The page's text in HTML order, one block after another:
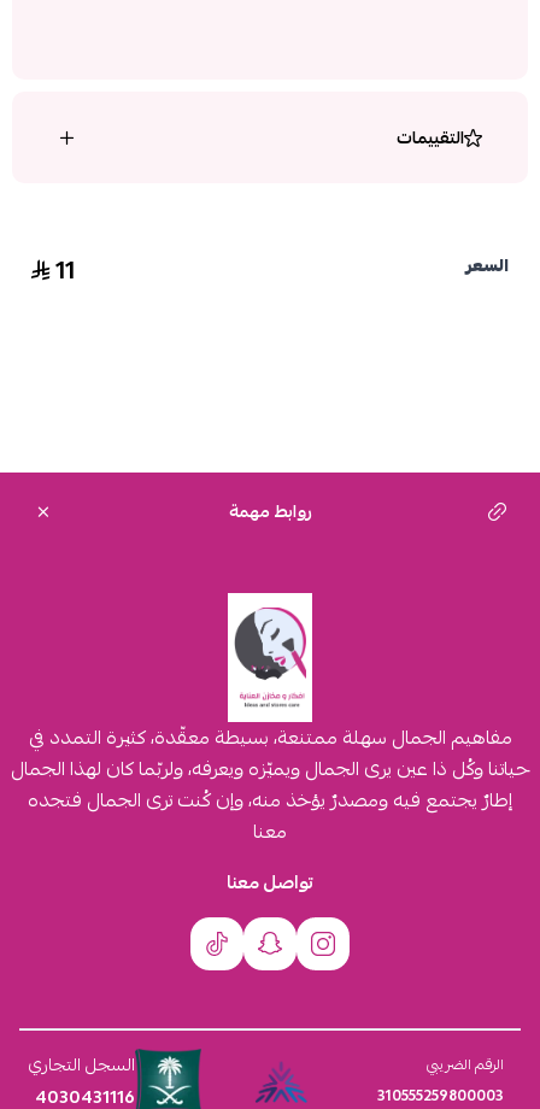
التقييمات
السعر 11
روابط مهمة
مفاهيم الجمال سهلة ممتنعة، بسيطة معقّدة، كثيرة التمدد في
حياتنا وكُل ذا عين يرى الجمال ويميّزه ويعرفه، ولربّما كان لهذا الجمال
إطارٌ يجتمع فيه ومصدرٌ يؤخذ منه، وإن كُنت ترى الجمال فتجده
معنا
تواصل معنا
الرقم الضريبي
310555259800003
السجل التجاري
4030431116